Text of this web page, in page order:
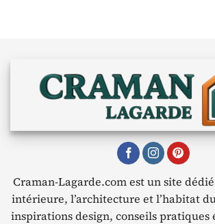
Craman-Lagarde.com est un site
intérieure, l’architecture et l’habitat
inspirations design, conseils pratiques